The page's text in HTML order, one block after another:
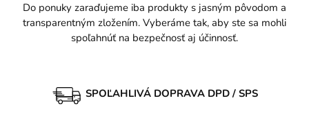
Do ponuky zaraďujeme iba produkty s jasným pôvodom a
transparentným zložením. Vyberáme tak, aby ste sa mohli
spoľahnúť na bezpečnosť aj účinnosť.
SPOĽAHLIVÁ DOPRAVA DPD / SPS